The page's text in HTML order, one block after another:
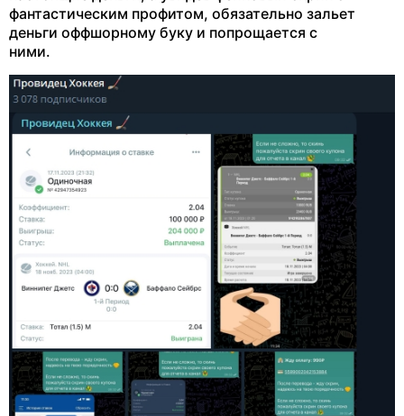
фантастическим профитом, обязательно зальет
деньги оффшорному буку и попрощается с
ними.